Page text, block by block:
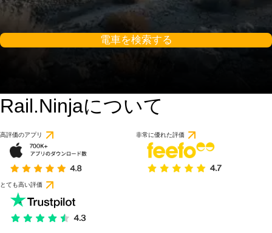
電車を検索する
Rail.Ninjaについて
高評価のアプリ 非常に優れた評価
とても高い評価